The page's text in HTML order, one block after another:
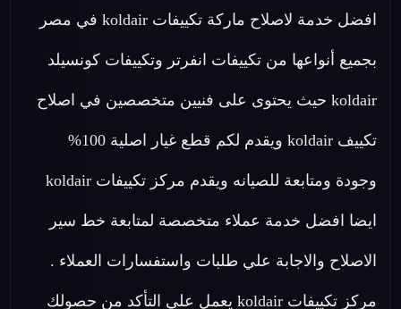
افضل خدمة لاصلاح ماركة تكييفات koldair في مصر
بجميع أنواعها من تكييفات انفرتر وتكييفات كونسيلد
koldair حيث يحتوى على فنيين متخصصين في اصلاح
تكييف koldair ويقدم لكم قطع غيار اصلية 100%
وجودة ومتابعة للصيانه ويقدم مركز تكييفات koldair
ايضا افضل خدمة عملاء متخصصة لمتابعة خط سير
الاصلاح والاجابة علي طلبات واستفسارات العملاء .
مركز تكييفات koldair يعمل علي التأكد من حصولك